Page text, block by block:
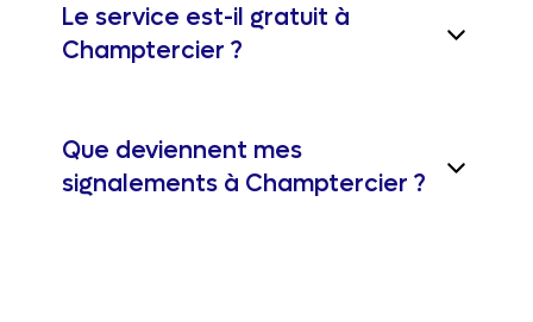
Le service est-il gratuit à
Champtercier ?
Que deviennent mes
signalements à Champtercier ?